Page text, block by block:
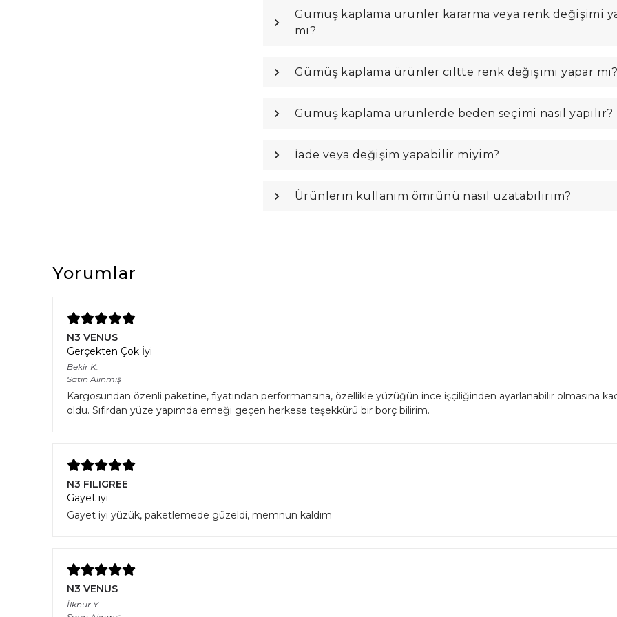
Gümüş kaplama ürünler kararma veya renk değişimi
mı?
Gümüş kaplama ürünler ciltte renk değişimi yapar mı?
Gümüş kaplama ürünlerde beden seçimi nasıl yapılır?
İade veya değişim yapabilir miyim?
Ürünlerin kullanım ömrünü nasıl uzatabilirim?
Yorumlar
N3 VENUS
Gerçekten Çok İyi
Bekir K.
Satın Alınmış
Kargosundan özenli paketine, fiyatından performansına, özellikle yüzüğün ince işçiliğinden ayarlanabilir olmasına
oldu. Sıfırdan yüze yapımda emeği geçen herkese teşekkürü bir borç bilirim.
N3 FILIGREE
Gayet iyi
Gayet iyi yüzük, paketlemede güzeldi, memnun kaldım
N3 VENUS
İlknur Y.